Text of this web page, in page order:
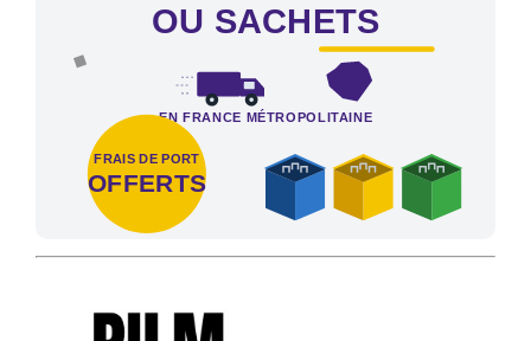
OU SACHETS
EN FRANCE MÉTROPOLITAINE
FRAIS DE PORT
OFFERTS
Frais de port offerts en France métropolitaine dès l'achat de